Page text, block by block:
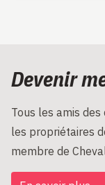
Devenir
Tous les amis
les propriétaires
membre de